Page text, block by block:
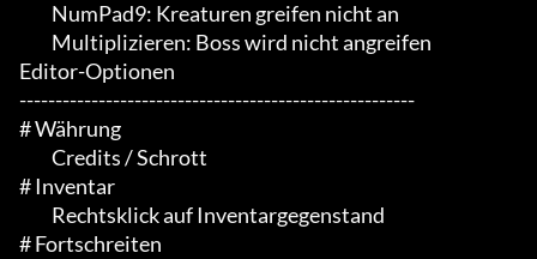
Editor-Optionen
-------------------------------------------------------
# Währung
# Inventar
# Fortschreiten